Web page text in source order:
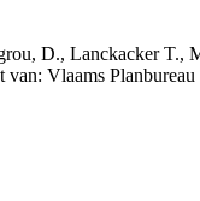
D., Lanckacker T.,
Vlaams